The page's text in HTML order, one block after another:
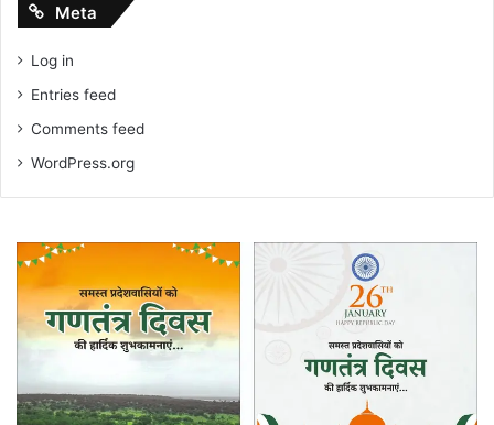
Meta
Log in
Entries feed
Comments feed
WordPress.org